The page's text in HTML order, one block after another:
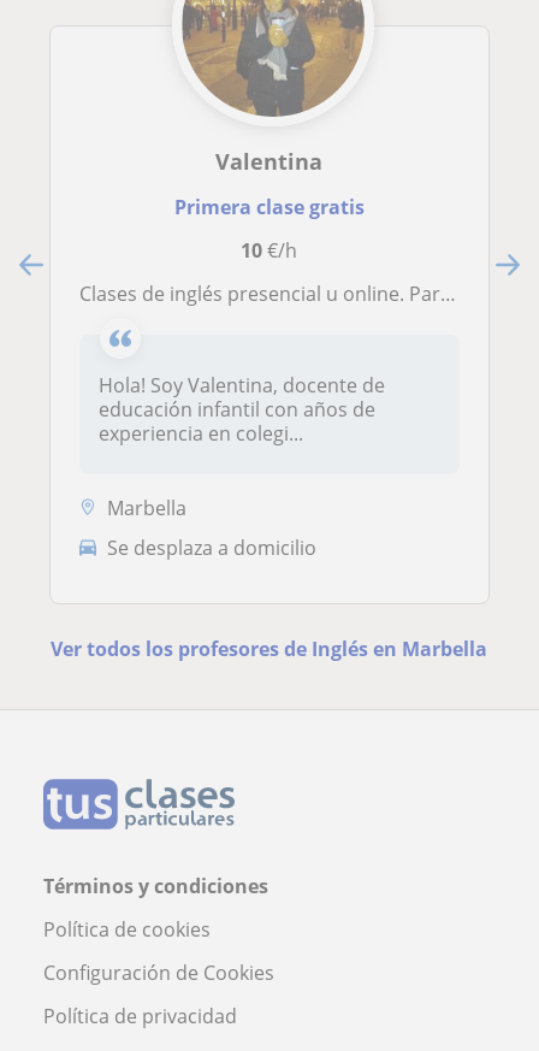
Valentina
Primera clase gratis
10€/h
Clases de inglés presencial u online. Para niños o adultos. Zona Marbella
Hola! Soy Valentina, docente de
educación infantil con años de
experiencia en colegi...
Marbella
Se desplaza a domicilio
Ver todos los profesores de Inglés en Marbella
Términos y condiciones
Política de cookies
Configuración de Cookies
Política de privacidad